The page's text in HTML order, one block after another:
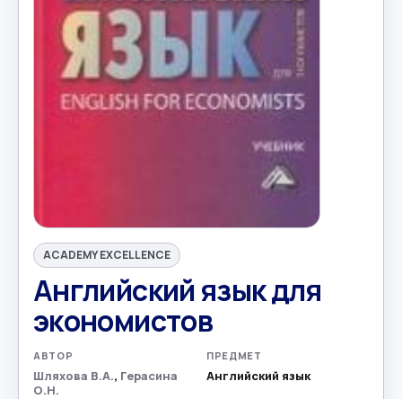
ACADEMY EXCELLENCE
Английский язык для
экономистов
АВТОР
Шляхова В.А., Герасина
О.Н.
ПРЕДМЕТ
Английский язык